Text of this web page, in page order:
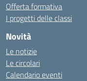
Offerta formativa
I progetti delle classi
Novità
Le notizie
Le circolari
Calendario eventi